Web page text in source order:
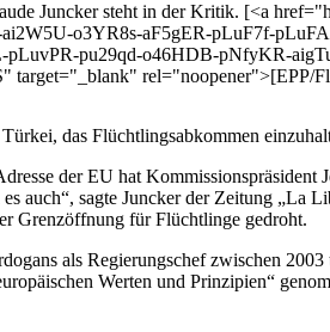
Juncker steht in der Kritik. [<a
o3YR8s-aF5gER-pLuF7f-
pLuvPR-pu29qd-o46HDB-pNfyKR-
target="_blank" rel="noopener">[EPP/
das Flüchtlingsabkommen
der EU hat
auch“, sagte Juncker der Zeitung
Grenzöffnung für Flüchtlinge gedroht.
als Regierungschef zwischen
Werten und Prinzipien“